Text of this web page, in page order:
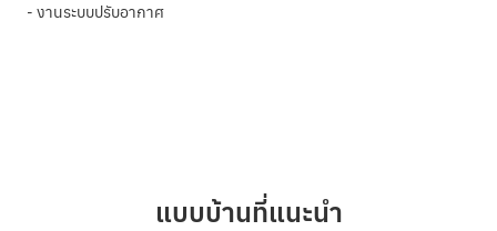
- งานระบบปรับอากาศ
แบบบ้านที่แนะนำ